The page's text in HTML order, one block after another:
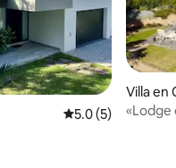
Calificación
5.0 (5)
Villa en
«Lodge